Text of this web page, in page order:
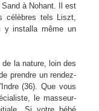
à Nohant. Il est
célèbres tels Liszt,
y installa même un
la nature, loin des
prendre un rendez-
(36). Que vous
le masseur-